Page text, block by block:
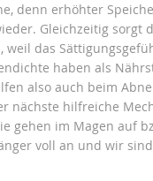
denn erhöhter
Gleichzeitig sorgt
weil das
haben als
also auch beim
nächste hilfreiche
gehen im Magen auf
voll an und wir